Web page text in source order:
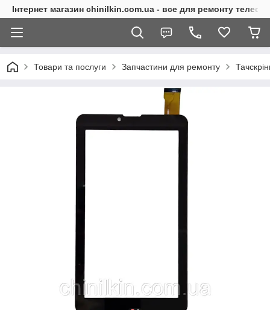
Інтернет магазин chinilkin.com.ua - все для ремонту
Товари та послуги Запчастини для ремонту